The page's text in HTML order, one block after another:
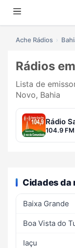
Ache Rádios
Rádios
Lista de
Novo, Bahia
Rádio
104.9 FM
Cidades da
Baixa Grande
Boa Vista do
Iaçu